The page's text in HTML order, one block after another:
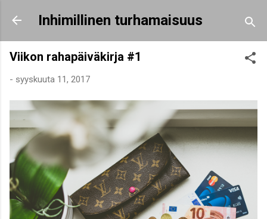
Siirry pääsisältöön
Inhimillinen turhamaisuus
Viikon rahapäiväkirja #1
- syyskuuta 11, 2017